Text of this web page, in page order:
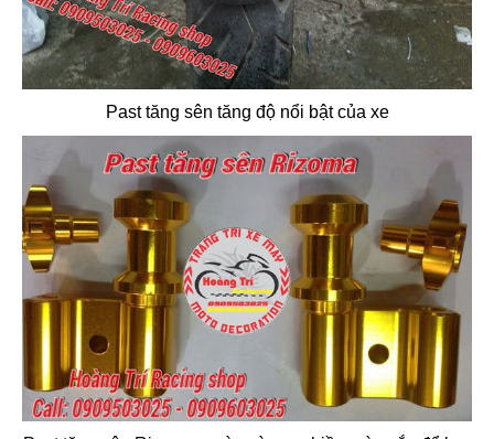
Past tăng sên tăng độ nổi bật của xe